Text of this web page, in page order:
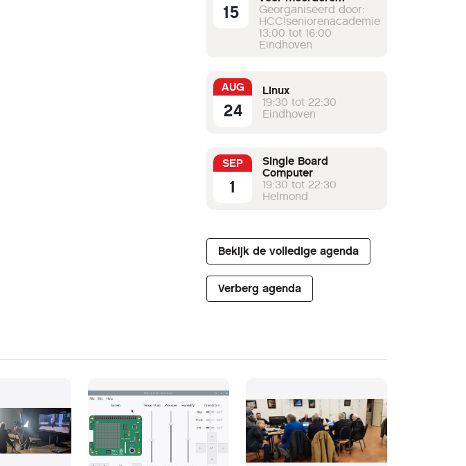
15
werkgroepen
Georganiseerd door:
HCC!seniorenacademie
13:00 tot 16:00
Eindhoven
AUG
24
Linux
19:30 tot 22:30
Eindhoven
SEP
1
Single Board
Computer
19:30 tot 22:30
Helmond
Bekijk de volledige agenda
Verberg agenda